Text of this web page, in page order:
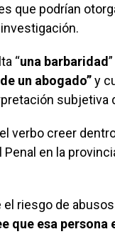
que podrían
“una barbaridad
un abogado”y
subjetiva
el verbo creer
en la
riesgo de
que esa persona